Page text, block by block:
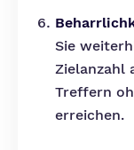
Sie
Zielanzahl
Treffern
erreichen.